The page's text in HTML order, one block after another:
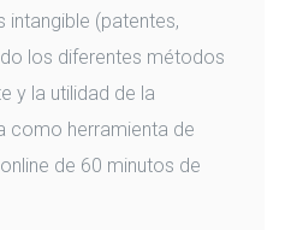
(patentes,
los diferentes métodos
y la utilidad de la
como herramienta de
de 60 minutos de